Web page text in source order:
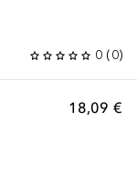
0 (0)
18,09 €